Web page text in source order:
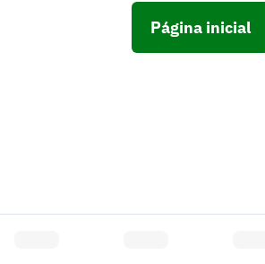
Página inicial